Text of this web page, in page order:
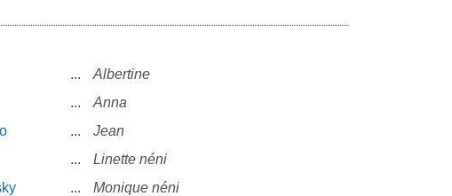
...
Albertine
...
Anna
...
Jean
...
Linette néni
...
Monique néni